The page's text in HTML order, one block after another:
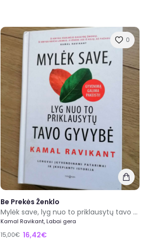
0
Be Prekės Ženklo
Mylėk save, lyg nuo to priklausytų tavo gyvybe
Kamal Ravikant, Labai gera
15,00€ 16,42€